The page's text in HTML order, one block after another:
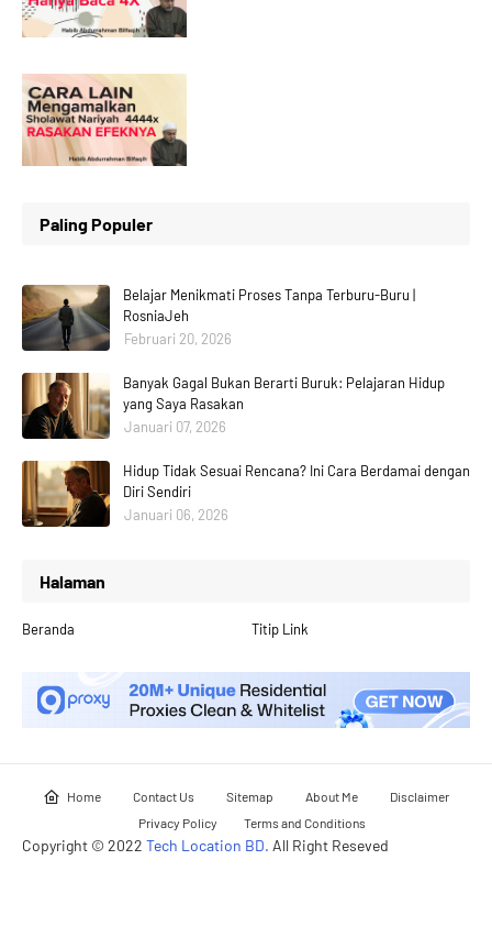
Paling Populer
Belajar Menikmati Proses Tanpa Terburu-Buru |
RosniaJeh
Februari 20, 2026
Banyak Gagal Bukan Berarti Buruk: Pelajaran Hidup
yang Saya Rasakan
Januari 07, 2026
Hidup Tidak Sesuai Rencana? Ini Cara Berdamai dengan
Diri Sendiri
Januari 06, 2026
Halaman
Beranda Titip Link
Home Contact Us Sitemap About Me
Disclaimer
Privacy Policy
Terms and Conditions
Copyright © 2022 Tech Location BD. All Right Reseved